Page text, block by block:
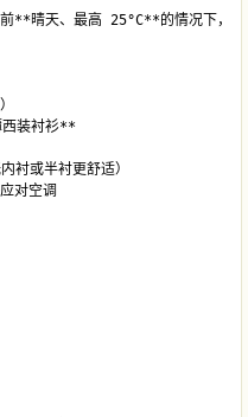
**晴天、最高 25°C**的情况下，可
）
装衬衫**
衬或半衬更舒适）
对空调